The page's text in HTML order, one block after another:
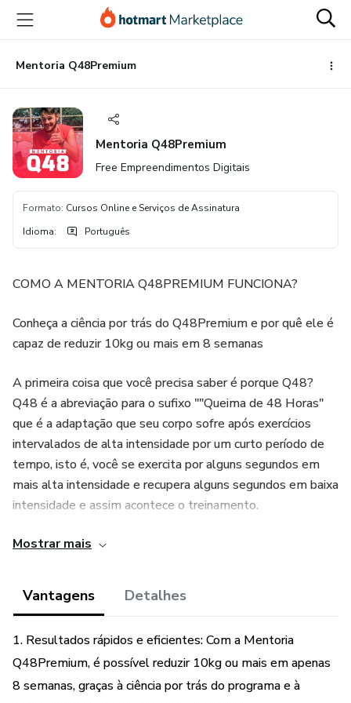
para
conteúdo
principal
para
pagamento
para
rodapé
Mentoria Q48Premium
Mentoria Q48Premium
Free Empreendimentos Digitais
Formato: Cursos Online e Serviços de Assinatura
Idioma: Português
COMO A MENTORIA Q48PREMIUM FUNCIONA?
Conheça a ciência por trás do Q48Premium e por quê ele é
capaz de reduzir 10kg ou mais em 8 semanas
A primeira coisa que você precisa saber é porque Q48?
Q48 é a abreviação para o sufixo ""Queima de 48 Horas"
que é a adaptação que seu corpo sofre após exercícios
intervalados de alta intensidade por um curto período de
tempo, isto é, você se exercita por alguns segundos em
mais alta intensidade e recupera alguns segundos em baixa
intensidade e assim acontece o treinamento.
Imagine que você treine na segunda feira de noite, você
vendo a novela ou seu seriado preferido você ainda estará
o GATILHO DA QUEIMA DE 48 HORAS é ativado
através da liberação de uma enzima chamada PGC1 alfa.
Mostrar mais
Vantagens Detalhes
1. Resultados rápidos e eficientes: Com a Mentoria
Q48Premium, é possível reduzir 10kg ou mais em apenas
8 semanas, graças à ciência por trás do programa e à